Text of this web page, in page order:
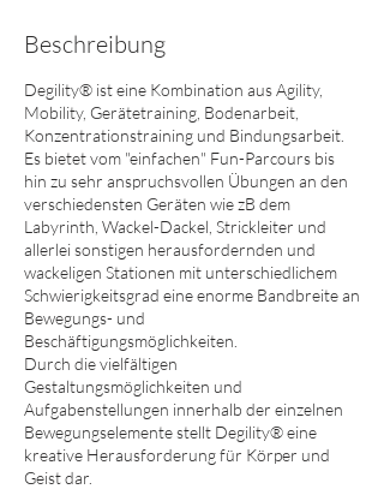
t
Beschreibung
Degility® ist eine Kombination aus Agility,
Mobility, Gerätetraining, Bodenarbeit,
Konzentrationstraining und Bindungsarbeit.
Es bietet vom "einfachen" Fun-Parcours bis
hin zu sehr anspruchsvollen Übungen an den
verschiedensten Geräten wie zB dem
Labyrinth, Wackel-Dackel, Strickleiter und
allerlei sonstigen herausfordernden und
wackeligen Stationen mit unterschiedlichem
Schwierigkeitsgrad eine enorme Bandbreite an
Bewegungs- und
Beschäftigungsmöglichkeiten.
Durch die vielfältigen
Gestaltungsmöglichkeiten und
Aufgabenstellungen innerhalb der einzelnen
Bewegungselemente stellt Degility® eine
kreative Herausforderung für Körper und
Geist dar.